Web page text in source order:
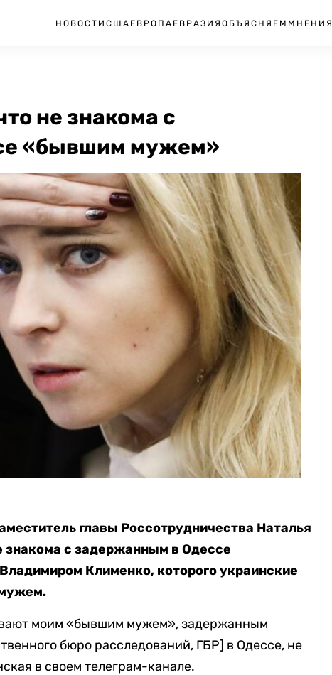
НОВОСТИ США ЕВРОПА ЕВРАЗИЯ ОБЪЯСНЯЕМ МНЕНИЯ
не знакома с
«бывшим мужем»
главы Россотрудничества Наталья
знакома с задержанным в Одессе
Клименко, которого украинские
моим «бывшим мужем», задержанным
бюро расследований, ГБР] в Одессе, не
в своем телеграм-канале.